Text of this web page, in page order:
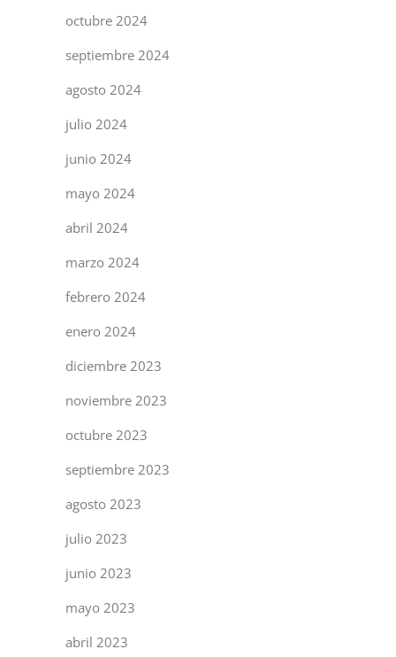
octubre 2024
septiembre 2024
agosto 2024
julio 2024
junio 2024
mayo 2024
abril 2024
marzo 2024
febrero 2024
enero 2024
diciembre 2023
noviembre 2023
octubre 2023
septiembre 2023
agosto 2023
julio 2023
junio 2023
mayo 2023
abril 2023